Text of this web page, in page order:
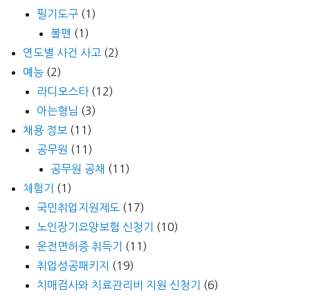
필기도구 (1)
볼펜 (1)
연도별 사건 사고 (2)
예능 (2)
라디오스타(12)
아는형님 (3)
채용 정보 (11)
공무원 (11)
공무원 공채 (11)
체험기
(1)
국민취업지원제도 (17)
노인장기요양보험 신청기
(10)
운전면허증 취득기
(11)
취업성공패키지
(19)
치매검사와 치료관리비 지원 신청기
(6)